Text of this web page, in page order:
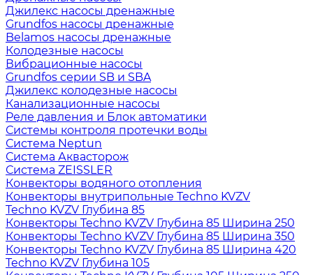
Джилекс насосы дренажные
Grundfos насосы дренажные
Belamos насосы дренажные
Колодезные насосы
Вибрационные насосы
Grundfos серии SB и SBA
Джилекс колодезные насосы
Канализационные насосы
Реле давления и Блок автоматики
Системы контроля протечки воды
Система Neptun
Система Аквасторож
Система ZEISSLER
Конвекторы водяного отопления
Конвекторы внутрипольные Techno KVZV
Techno KVZV Глубина 85
Конвекторы Techno KVZV Глубина 85 Ширина 250
Конвекторы Techno KVZV Глубина 85 Ширина 350
Конвекторы Techno KVZV Глубина 85 Ширина 420
Techno KVZV Глубина 105